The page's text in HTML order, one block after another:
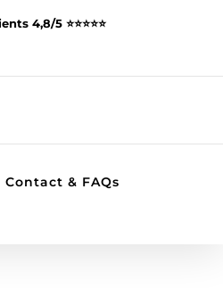
4,8/5 ⭐️⭐️⭐️⭐️⭐️
Contact & FAQs